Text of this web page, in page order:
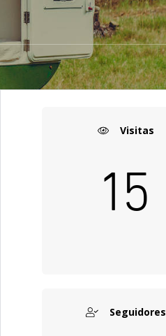
Visitas
15
Seguidores